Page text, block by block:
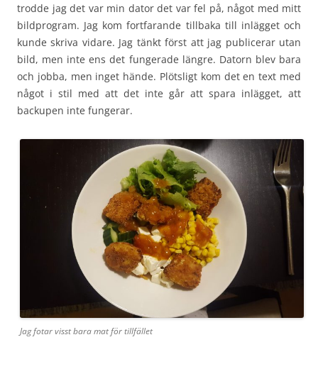
trodde jag det var min dator det var fel på, något med mitt
bildprogram. Jag kom fortfarande tillbaka till inlägget och
kunde skriva vidare. Jag tänkt först att jag publicerar utan
bild, men inte ens det fungerade längre. Datorn blev bara
och jobba, men inget hände. Plötsligt kom det en text med
något i stil med att det inte går att spara inlägget, att
backupen inte fungerar.
Jag fotar visst bara mat för tillfället